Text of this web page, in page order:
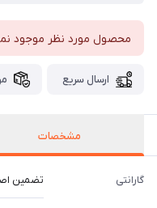
محصول مورد نظر موجود
ارسال سریع
مشخصات
گارانتی تضمین